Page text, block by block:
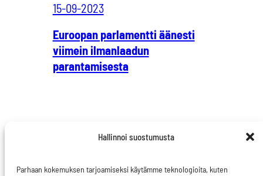
Hallinnoi suostumusta
Parhaan kokemuksen tarjoamiseksi käytämme teknologioita, kuten
15-09-2023
Euroopan parlamentti äänesti
viimein ilmanlaadun
parantamisesta